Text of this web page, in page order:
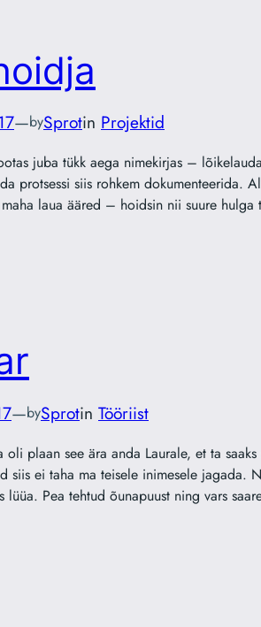
—bySprotin Projektid
juba tükk aega nimekirjas –
protsessi siis rohkem dokumenteerida.
maha laua ääred – hoidsin nii suure
—bySprotin Tööriist
oli plaan see ära anda Laurale, et ta
siis ei taha ma teisele inimesele jagada.
lüüa. Pea tehtud õunapuust ning vars